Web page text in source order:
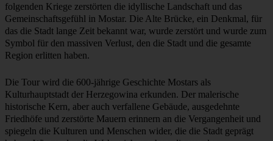
folgenden Kriege zerstörten die idyllische Landschaft und das
Gemeinschaftsgefühl in Mostar. Die Alte Brücke, ein Denkmal, für
das die Stadt lange Zeit bekannt war, wurde zerstört und wurde zum
Symbol für den massiven Verlust, den die Stadt und die gesamte
Region erlitten haben.
Die Tour wird die 600-jährige Geschichte Mostars als
Kulturhauptstadt der Herzegowina erkunden. Der malerische
historische Kern, aber auch verfallene Gebäude, ausgedehnte
Friedhöfe und zerstörte Mauern erinnern an die Vergangenheit und
spiegeln die Kulturen und Menschen wider, die die Stadt geprägt